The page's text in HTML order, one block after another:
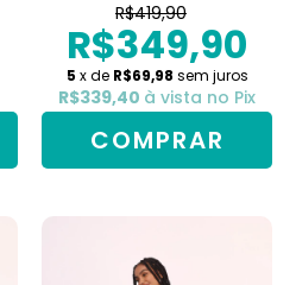
R$419,90
R$349,90
5 x de R$69,98 sem juros
R$339,40 à vista no Pix
COMPRAR